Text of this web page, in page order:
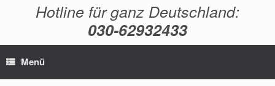
Hotline für ganz Deutschland:
030-62932433
Menü